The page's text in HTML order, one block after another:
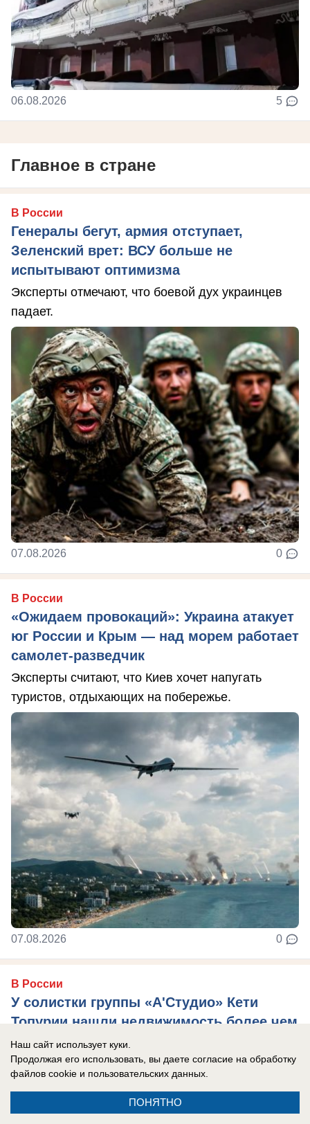
06.08.2026 5
Главное в стране
В России
Генералы бегут, армия отступает,
Зеленский врет: ВСУ больше не
испытывают оптимизма
Эксперты отмечают, что боевой дух украинцев
падает.
07.08.2026 0
В России
«Ожидаем провокаций»: Украина атакует
юг России и Крым — над морем работает
самолет-разведчик
Эксперты считают, что Киев хочет напугать
туристов, отдыхающих на побережье.
07.08.2026 0
В России
У солистки группы «А'Студио» Кети
Топурии нашли недвижимость более чем
на полмиллиарда рублей
В активе певицы — столичная квартира,
подмосковный особняк и апартаменты в ОАЭ.
Наш сайт использует куки.
Продолжая его использовать, вы даете согласие на обработку
файлов cookie и пользовательских данных.
ПОНЯТНО